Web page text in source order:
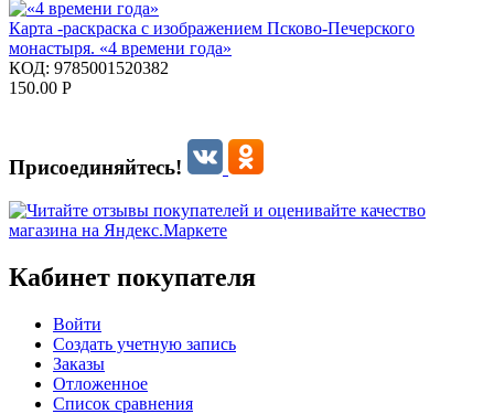
Карта -раскраска с изображением Псково-Печерского
монастыря. «4 времени года»
КОД: 9785001520382
150.00 Р
Присоединяйтесь!
Кабинет покупателя
Войти
Создать учетную запись
Заказы
Отложенное
Список сравнения